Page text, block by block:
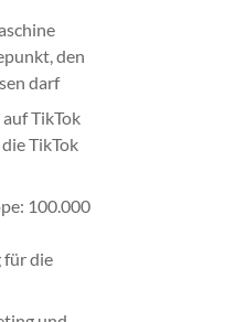
den
darf
TikTok
TikTok
100.000
für die